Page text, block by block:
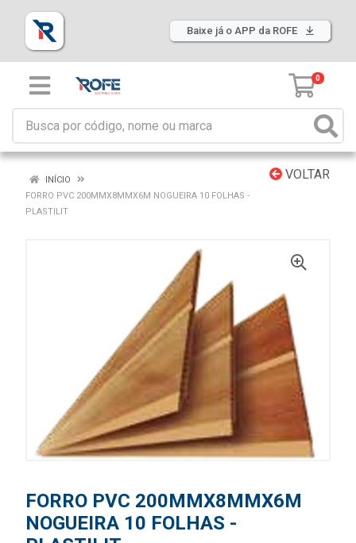
Baixe já o APP da ROFE
0
VOLTAR
INÍCIO
FORRO PVC 200MMX8MMX6M NOGUEIRA 10 FOLHAS -
PLASTILIT
FORRO PVC 200MMX8MMX6M
NOGUEIRA 10 FOLHAS -